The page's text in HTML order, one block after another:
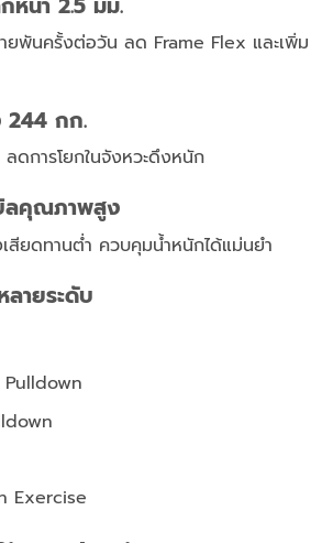
ยพันครั้งต่อวัน ลด Frame Flex และเพิ่ม
244 กก.
ลดการโยกในจังหวะดึงหนัก
ลคุณภาพสูง
สียดทานต่ำ ควบคุมน้ำหนักได้แม่นยำ
ายระดับ
Exercise